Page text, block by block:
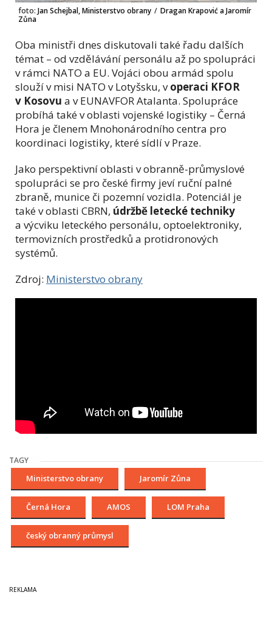
foto: Jan Schejbal, Ministerstvo obrany / Dragan Krapović a Jaromír
Zůna
Oba ministři dnes diskutovali také řadu dalších
témat – od vzdělávání personálu až po spolupráci
v rámci NATO a EU. Vojáci obou armád spolu
slouží v misi NATO v Lotyšsku, voperaci KFOR
v Kosovu a v EUNAVFOR Atalanta. Spolupráce
probíhá také v oblasti vojenské logistiky – Černá
Hora je členem Mnohonárodního centra pro
koordinaci logistiky, které sídlí v Praze.
Jako perspektivní oblasti v obranně-průmyslové
spolupráci se pro české firmy jeví ruční palné
zbraně, munice či pozemní vozidla. Potenciál je
také v oblasti CBRN, údržbě letecké techniky
a výcviku leteckého personálu, optoelektroniky,
termovizních prostředků a protidronových
systémů.
Zdroj: Ministerstvo obrany
TAGY
Ministerstvo obrany Jaromír Zůna
Černá Hora AMOS LOM Praha
český obranný průmysl